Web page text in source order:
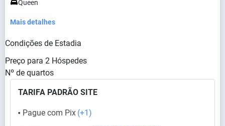
Queen
Mais detalhes
Condições de Estadia
Preço para 2 Hóspedes
Nº de quartos
TARIFA PADRÃO SITE
⬤ Pague com Pix (+1)